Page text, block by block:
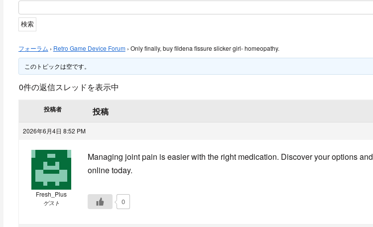
フォーラム › Retro Game Device Forum › Only finally, buy fildena fissure slicker girl- homeopathy.
このトピックは空です。
0件の返信スレッドを表示中
投稿者 投稿
2026年6月4日 8:52 PM
Fresh_Plus
ゲスト
Managing joint pain is easier with the right medication. Discover your options and
online today.
0